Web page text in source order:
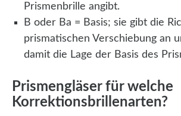
Prismenbrille angibt.
B oder Ba = Basis; sie gibt die
prismatischen Verschiebung an
damit die Lage der Basis des
Prismengläser für welche
Korrektionsbrillenarten?